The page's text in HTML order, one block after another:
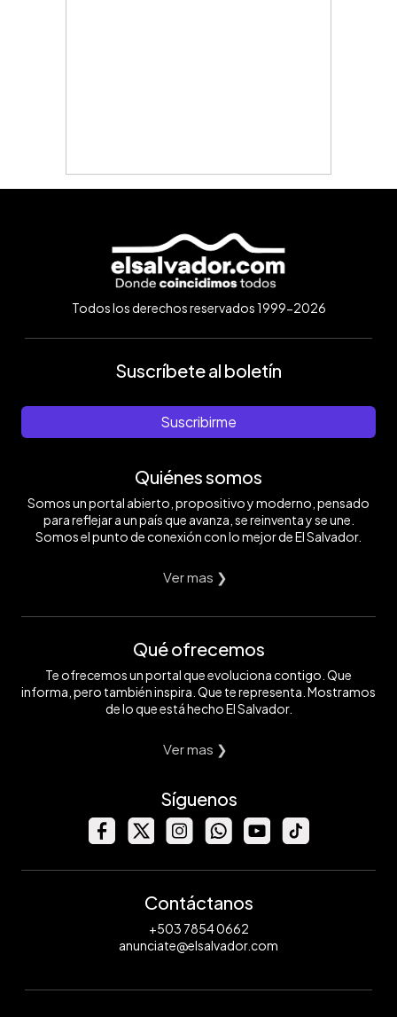
Todos los derechos reservados 1999-2026
Suscríbete al boletín
Suscribirme
Quiénes somos
Somos un portal abierto, propositivo y moderno, pensado
para reflejar a un país que avanza, se reinventa y se une.
Somos el punto de conexión con lo mejor de El Salvador.
Ver mas ❯
Qué ofrecemos
Te ofrecemos un portal que evoluciona contigo. Que
informa, pero también inspira. Que te representa. Mostramos
de lo que está hecho El Salvador.
Ver mas ❯
Síguenos
Contáctanos
+503 7854 0662
anunciate@elsalvador.com